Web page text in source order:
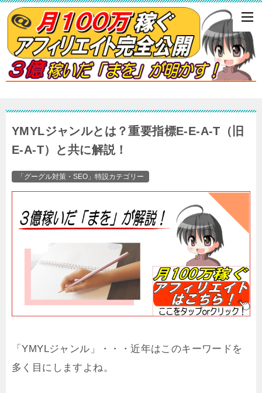
YMYLジャンルとは？重要指標E-E-A-T（旧
E-A-T）と共に解説！
「グーグル対策・SEO」特設カテゴリー
「YMYLジャンル」・・・近年はこのキーワードを
多く目にしますよね。